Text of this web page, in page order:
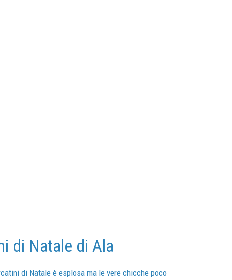
di Natale di Ala
di Natale è esplosa ma le vere chicche poco